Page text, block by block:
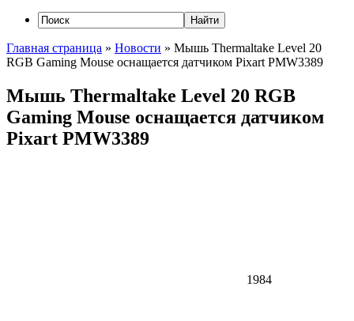
Главная страница » Новости » Мышь Thermaltake Level 20
RGB Gaming Mouse оснащается датчиком Pixart PMW3389
Мышь Thermaltake Level 20 RGB
Gaming Mouse оснащается датчиком
Pixart PMW3389
1984